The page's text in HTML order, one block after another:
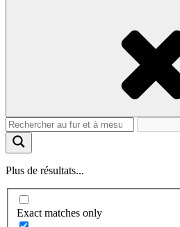
Plus de résultats...
Exact matches only